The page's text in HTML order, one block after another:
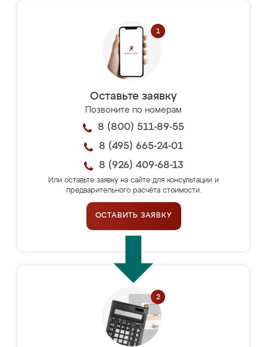
Оставьте заявку
Позвоните по номерам
8 (800) 511-89-55
8 (495) 665-24-01
8 (926) 409-68-13
Или оставьте заявку на сайте для консультации и
предварительного расчёта стоимости.
ОСТАВИТЬ ЗАЯВКУ